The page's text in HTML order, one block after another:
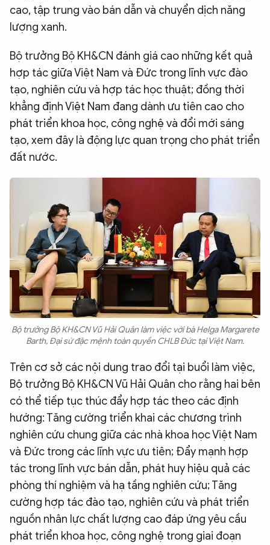
VĂN HÓA - THỂ THAO
ĐA PHƯƠNG TIỆN
eMagazine
Podcast
Video Ảnh
Infographic
Chuyên trangAn ninh thế giớiVăn nghệ Công an
cao, tập trung vào bán dẫn và chuyển dịch năng
lượng xanh.
Bộ trưởng Bộ KH&CN đánh giá cao những kết quả
hợp tác giữa Việt Nam và Đức trong lĩnh vực đào
tạo, nghiên cứu và hợp tác học thuật; đồng thời
khẳng định Việt Nam đang dành ưu tiên cao cho
phát triển khoa học, công nghệ và đổi mới sáng
tạo, xem đây là động lực quan trọng cho phát triển
đất nước.
Bộ trưởng Bộ KH&CN Vũ Hải Quân làm việc với bà Helga Margarete
Barth, Đại sứ đặc mệnh toàn quyền CHLB Đức tại Việt Nam.
Trên cơ sở các nội dung trao đổi tại buổi làm việc,
Bộ trưởng Bộ KH&CN Vũ Hải Quân cho rằng hai bên
có thể tiếp tục thúc đẩy hợp tác theo các định
hướng: Tăng cường triển khai các chương trình
nghiên cứu chung giữa các nhà khoa học Việt Nam
và Đức trong các lĩnh vực ưu tiên; Đẩy mạnh hợp
tác trong lĩnh vực bán dẫn, phát huy hiệu quả các
phòng thí nghiệm và hạ tầng nghiên cứu; Tăng
cường hợp tác đào tạo, nghiên cứu và phát triển
nguồn nhân lực chất lượng cao đáp ứng yêu cầu
phát triển khoa học, công nghệ trong giai đoạn